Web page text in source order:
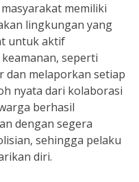
memiliki
lingkungan yang
untuk aktif
seperti
dan melaporkan setiap
nyata dari kolaborasi
berhasil
dengan segera
sehingga pelaku
diri.